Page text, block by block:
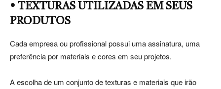
• TEXTURAS UTILIZADAS EM SEUS
PRODUTOS
Cada empresa ou profissional possui uma assinatura, uma
preferência por materiais e cores em seu projetos.
A escolha de um conjunto de texturas e materiais que irão